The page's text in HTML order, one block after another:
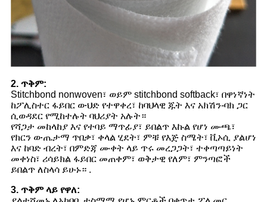
2. ጥቅም:
Stitchbond nonwoven፣ ወይም stitchbond softback፣ በዋነኛነት
ከፖሊስተር ፋይበር ውህድ የተዋቀረ፣ ከባህላዊ ጁት እና አክሽን-ባክ ጋር
ሲወዳደር የሚከተሉት ባህሪያት አሉት።
የሻጋታ መከላከያ እና የተባይ ማጥፊያ፣ ይበልጥ እኩል የሆነ ሙጫ፣
የክርን ውጤታማ ጥበቃ፣ ቀላል ሂደት፣ ምቹ የእጅ ስሜት፣ ቪኦሲ ያልሆነ
እና ከባድ ብረት፣ በምድጃ ሙቀት ላይ ጥሩ መረጋጋት፣ ተቀጣጣይነት
መቀነስ፣ ሪሳይክል ፋይበር መጠቀም፣ ወቅታዊ የለም፣ ምንጣፎች
ይበልጥ ለስላሳ ይሁኑ። .
3. ጥቅም ላይ የዋለ: